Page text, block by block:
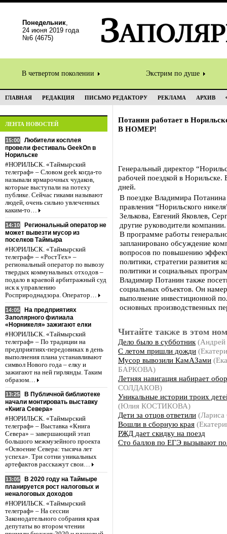
Понедельник,
24 июня 2019 года
№6 (4675)
В четвертом поколении Экстрим по душе
ГЛАВНАЯ РЕДАКЦИЯ ПИСЬМО РЕДАКТОРУ РЕКЛАМА АРХИВ
ЛЕНТА НОВОСТЕЙ
15:00
Любители косплея
провели фестиваль GeekOn в
Норильске
#НОРИЛЬСК. «Таймырский
телеграф» – Словом geek когда-то
называли ярмарочных чудаков,
которые выступали на потеху
публике. Сейчас гиками называют
людей, очень сильно увлеченных
каким-то…
14:10
Региональный оператор не
может вывезти мусор из
поселков Таймыра
#НОРИЛЬСК. «Таймырский
телеграф» – «РостТех» –
региональный оператор по вывозу
твердых коммунальных отходов –
подало в краевой арбитражный суд
иск к управлению
Росприроднадзора. Оператор…
14:05
На предприятиях
Заполярного филиала
«Норникеля» зажигают елки
#НОРИЛЬСК. «Таймырский
телеграф» – По традиции на
предприятиях-передовиках в день
выполнения плана устанавливают
символ Нового года – елку и
зажигают на ней гирлянды. Таким
образом…
13:25
В Публичной библиотеке
начали монтировать выставку
«Книга Севера»
#НОРИЛЬСК. «Таймырский
телеграф» – Выставка «Книга
Севера» – завершающий этап
большого межмузейного проекта
«Освоение Севера: тысяча лет
успеха». Три сотни уникальных
артефактов расскажут свои…
13:05
В 2020 году на Таймыре
планируется рост налоговых и
неналоговых доходов
#НОРИЛЬСК. «Таймырский
телеграф» – На сессии
Законодательного собрания края
депутаты во втором чтении
Потанин работает в
В НОМЕР!
Генеральный директор
рабочей поездкой в Норильске.
дней.
В поездке Владимира
правления “Норильского
Зелькова, Евгений Яковлев,
другие руководители компании.
В программе работы
запланировано обсуждение
вопросов по повышению
политики, стратегии развития
политики и социальных
Владимир Потанин также
социальных объектов. Он
выполнение инвестиционной
основных производственных
Читайте также в этом
Дело было в субботник
С летом пришли дожди
Мусор вывозили КамАЗами
БАРКОВА)
Летняя навигация набирает
СОЛДАКОВ)
Уникальные истории троих
(Юлия КОСТИКОВА)
Дети за отцов ответили
Вошли в сборную края
РЖД дает скидку на поезд
Сто баллов по ЕГЭ вызывают